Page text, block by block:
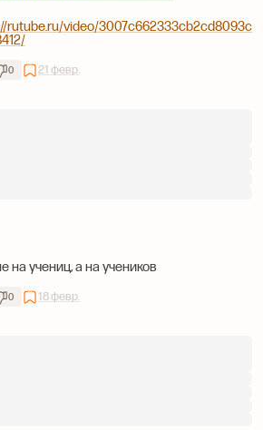
rutube.ru/video/3007c662333cb2cd8093c
0 21 февр.
на учениц, а на учеников
0 18 февр.